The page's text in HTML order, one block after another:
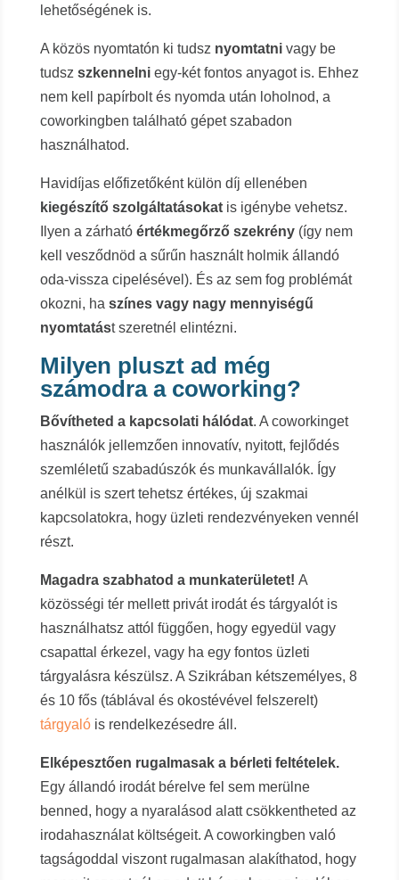
lehetőségének is.
A közös nyomtatón ki tudsz nyomtatnivagy be
tudsz szkennelniegy-két fontos anyagot is. Ehhez
nem kell papírbolt és nyomda után loholnod, a
coworkingben található gépet szabadon
használhatod.
Havidíjas előfizetőként külön díj ellenében
kiegészítő szolgáltatásokatis igénybe vehetsz.
Ilyen a zárható értékmegőrző szekrény(így nem
kell vesződnöd a sűrűn használt holmik állandó
oda-vissza cipelésével). És az sem fog problémát
okozni, ha színes vagy nagy mennyiségű
nyomtatást szeretnél elintézni.
Milyen pluszt ad még
számodra a coworking?
Bővítheted a kapcsolati hálódat. A coworkinget
használók jellemzően innovatív, nyitott, fejlődés
szemléletű szabadúszók és munkavállalók. Így
anélkül is szert tehetsz értékes, új szakmai
kapcsolatokra, hogy üzleti rendezvényeken vennél
részt.
Magadra szabhatod a munkaterületet! A
közösségi tér mellett privát irodát és tárgyalót is
használhatsz attól függően, hogy egyedül vagy
csapattal érkezel, vagy ha egy fontos üzleti
tárgyalásra készülsz. A Szikrában kétszemélyes, 8
és 10 fős (táblával és okostévével felszerelt)
tárgyalóis rendelkezésedre áll.
Elképesztően rugalmasak a bérleti feltételek.
Egy állandó irodát bérelve fel sem merülne
benned, hogy a nyaralásod alatt csökkentheted az
irodahasználat költségeit. A coworkingben való
tagságoddal viszont rugalmasan alakíthatod, hogy